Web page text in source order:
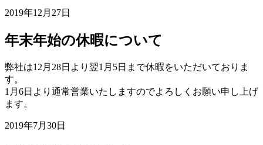
2019年12月27日
年末年始の休暇について
弊社は12月28日より翌1月5日まで休暇をいただいておりま
す。
1月6日より通常営業いたしますのでよろしくお願い申し上げ
ます。
2019年7月30日